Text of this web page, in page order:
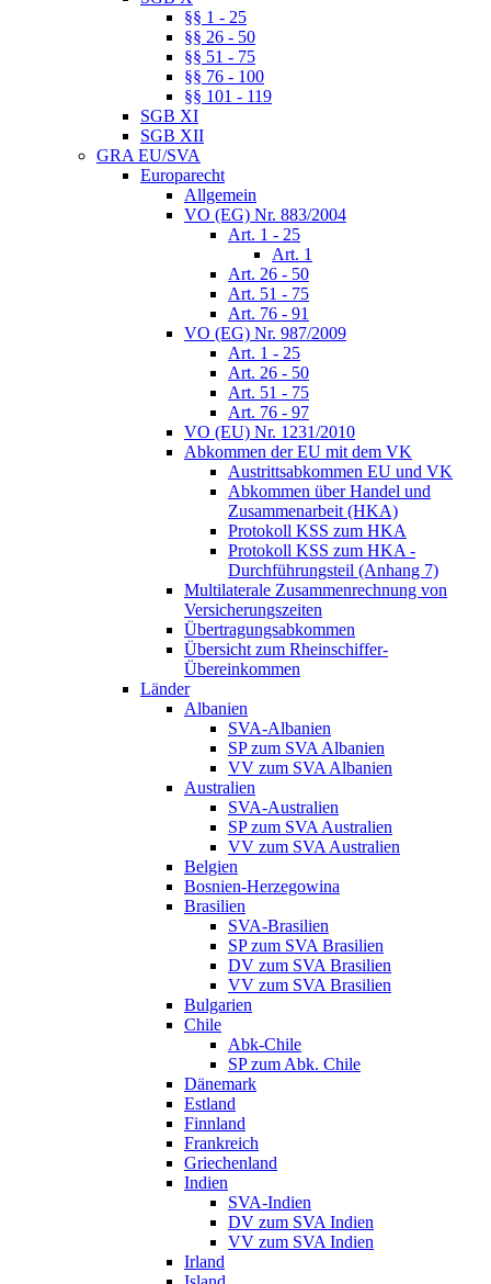
§§ 1 - 25
§§ 26 - 50
§§ 51 - 75
§§ 76 - 100
§§ 101 - 119
SGB XI
SGB XII
GRA EU/SVA
Europarecht
Allgemein
VO (EG) Nr. 883/2004
Art. 1 - 25
Art. 1
Art. 26 - 50
Art. 51 - 75
Art. 76 - 91
VO (EG) Nr. 987/2009
Art. 1 - 25
Art. 26 - 50
Art. 51 - 75
Art. 76 - 97
VO (EU) Nr. 1231/2010
Abkommen der EU mit dem VK
Austrittsabkommen EU und VK
Abkommen über Handel und
Zusammenarbeit (HKA)
Protokoll KSS zum HKA
Protokoll KSS zum HKA -
Durchführungsteil (Anhang 7)
Multilaterale Zusammenrechnung von
Versicherungszeiten
Übertragungsabkommen
Übersicht zum Rheinschiffer-
Übereinkommen
Länder
Albanien
SVA-Albanien
SP zum SVA Albanien
VV zum SVA Albanien
Australien
SVA-Australien
SP zum SVA Australien
VV zum SVA Australien
Belgien
Bosnien-Herzegowina
Brasilien
SVA-Brasilien
SP zum SVA Brasilien
DV zum SVA Brasilien
VV zum SVA Brasilien
Bulgarien
Chile
Abk-Chile
SP zum Abk. Chile
Dänemark
Estland
Finnland
Frankreich
Griechenland
Indien
SVA-Indien
DV zum SVA Indien
VV zum SVA Indien
Irland